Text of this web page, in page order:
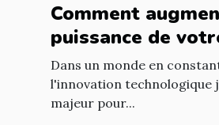
Comment
puissance de
entreprise grâce
nouvelles
Dans un monde en
l'innovation technologique
majeur pour...